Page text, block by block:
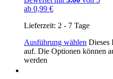
ab 0,99 €
Lieferzeit: 2 - 7 Tage
Ausführung wählen Dieses
auf. Die Optionen können
werden